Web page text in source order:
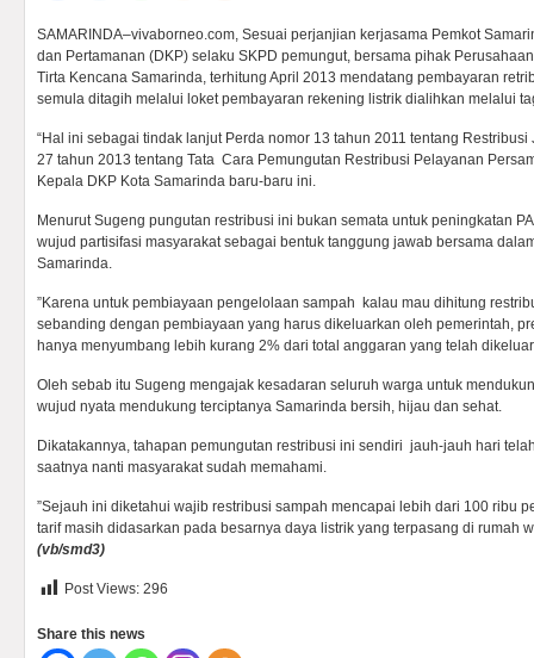
SAMARINDA–vivaborneo.com, Sesuai perjanjian kerjasama Pemkot
dan Pertamanan (DKP) selaku SKPD pemungut, bersama pihak
Tirta Kencana Samarinda, terhitung April 2013 mendatang pembayaran
semula ditagih melalui loket pembayaran rekening listrik dialihkan melalui
“Hal ini sebagai tindak lanjut Perda nomor 13 tahun 2011 tentang
27 tahun 2013 tentang Tata Cara Pemungutan Restribusi Pelayanan
Kepala DKP Kota Samarinda baru-baru ini.
Menurut Sugeng pungutan restribusi ini bukan semata untuk peningkatan
wujud partisifasi masyarakat sebagai bentuk tanggung jawab bersama
Samarinda.
”Karena untuk pembiayaan pengelolaan sampah kalau mau dihitung
sebanding dengan pembiayaan yang harus dikeluarkan oleh pemerintah,
hanya menyumbang lebih kurang 2% dari total anggaran yang telah
Oleh sebab itu Sugeng mengajak kesadaran seluruh warga untuk
wujud nyata mendukung terciptanya Samarinda bersih, hijau dan sehat.
Dikatakannya, tahapan pemungutan restribusi ini sendiri jauh-jauh hari
saatnya nanti masyarakat sudah memahami.
”Sejauh ini diketahui wajib restribusi sampah mencapai lebih dari 100 ribu
tarif masih didasarkan pada besarnya daya listrik yang terpasang di rumah
(vb/smd3)
Post Views: 296
Share this news